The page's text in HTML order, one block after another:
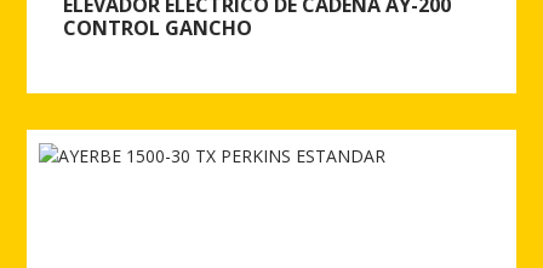
CONTROL GANCHO